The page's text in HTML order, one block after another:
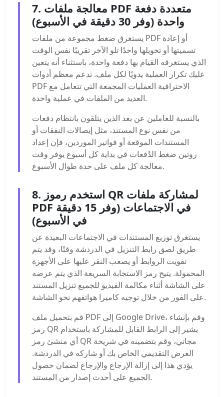
7. معالجة ملفات PDF متعددة دفعة
واحدة (وفر 30 دقيقة في الأسبوع)
يستغرق ضغط مجموعة من ملفات PDF أو إعادة
تسميتها أو تحويلها واحدًا تلو الآخر تقريبًا نفس الوقت
الذي يستغرقه القيام بها دفعة واحدة، باستثناء أنه يتعين
عليك تكرار العملية يدويًا لكل ملف. تدعم معظم أدوات
PDF الاحترافية العمليات المجمعة التي تتعامل مع
العديد من الملفات في عملية واحدة.
بالنسبة للعاملين عن بعد الذين يتلقون بانتظام دفعات
من نفس نوع المستند، مثل إيصالات النفقات أو
المستندات الموقعة أو فواتير الموردين، فإن إعداد
روتين ضغط الدُفعات في بداية كل أسبوع يوفر وقت
معالجة كل ملف على حدة طوال الأسبوع.
8. استخدم رموز QR لمشاركة ملفات
PDF في الاجتماعات (وفر 15 دقيقة
في الأسبوع)
يستغرق توزيع المستندات في الاجتماعات البعيدة عن
طريق لصق رابط التنزيل في الدردشة وقتًا، وقد يتم
تفويت الروابط أو يصعب النقر عليها على الأجهزة
المحمولة. يتيح رمز الاستجابة السريعة الذي يتم عرضه
على الشاشة أثناء مكالمة الفيديو للجميع تنزيل المستند
على الفور من خلال توجيه كاميرا هواتفهم نحو الشاشة.
قم بتحميل ملف PDF إلى Google Drive، وقم بإنشاء
رمز QR يشير إلى الرابط القابل للمشاركة باستخدام
أي منشئ رمز QR مجاني، وقم بتضمينه في شريحة
العرض التقديمي الخاص بك أو شاركه في الدردشة.
يؤدي هذا إلى إزالة الإرجاع والإرجاع لضمان حصول
الجميع على أحدث إصدار من المستند.